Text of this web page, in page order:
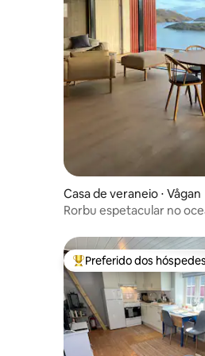
Casa de veraneio ⋅ Vågan
Rorbu espetacular no
Entre os melhores
Preferido dos hóspedes